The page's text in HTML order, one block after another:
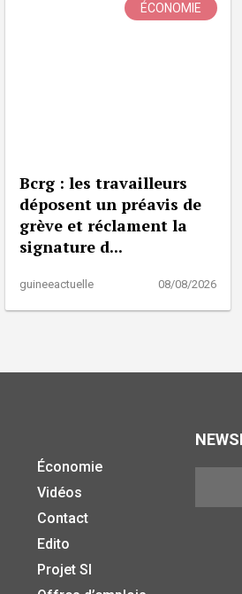
ÉCONOMIE
Bcrg : les travailleurs
déposent un préavis de
grève et réclament la
signature d...
guineeactuelle 08/08/2026
Économie
Vidéos
Contact
Edito
Projet SI